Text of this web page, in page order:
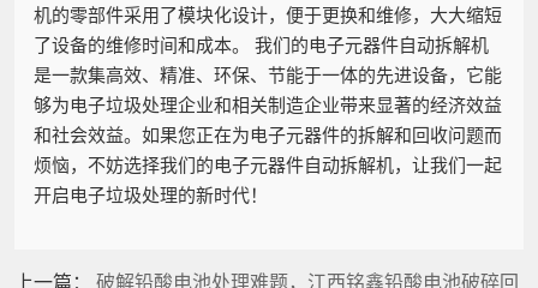
机的零部件采用了模块化设计，便于更换和维修，大大缩短
了设备的维修时间和成本。 我们的电子元器件自动拆解机
是一款集高效、精准、环保、节能于一体的先进设备，它能
够为电子垃圾处理企业和相关制造企业带来显著的经济效益
和社会效益。如果您正在为电子元器件的拆解和回收问题而
烦恼，不妨选择我们的电子元器件自动拆解机，让我们一起
开启电子垃圾处理的新时代！
上一篇： 破解铅酸电池处理难题，江西铭鑫铅酸电池破碎回